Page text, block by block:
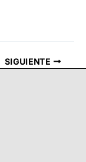
SIGUIENTE